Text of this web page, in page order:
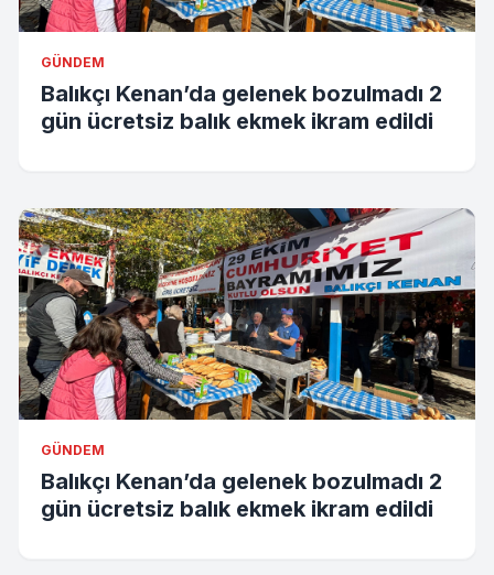
GÜNDEM
Balıkçı Kenan’da gelenek bozulmadı 2
gün ücretsiz balık ekmek ikram edildi
GÜNDEM
Balıkçı Kenan’da gelenek bozulmadı 2
gün ücretsiz balık ekmek ikram edildi